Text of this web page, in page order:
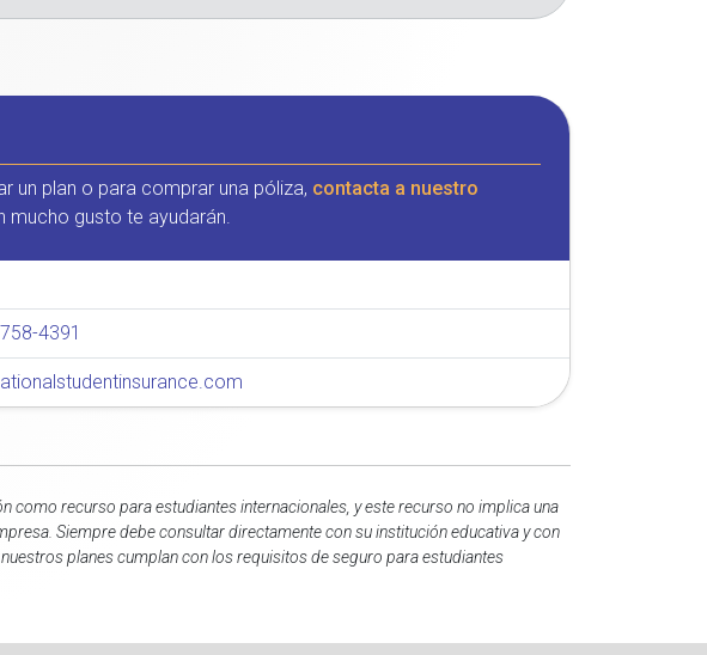
un plan o para comprar una póliza, contacta a nuestro
mucho gusto te ayudarán.
4391
como recurso para estudiantes internacionales, y este recurso no implica una
Siempre debe consultar directamente con su institución educativa y con
planes cumplan con los requisitos de seguro para estudiantes